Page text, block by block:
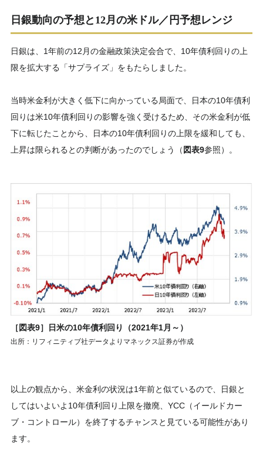
日銀動向の予想と12月の米ドル／円予想レンジ
日銀は、1年前の12月の金融政策決定会合で、10年債利回りの上
限を拡大する「サプライズ」をもたらしました。
当時米金利が大きく低下に向かっている局面で、日本の10年債利
回りは米10年債利回りの影響を強く受けるため、その米金利が低
下に転じたことから、日本の10年債利回りの上限を緩和しても、
上昇は限られるとの判断があったのでしょう（ 図表9参照）。
［図表9］日米の10年債利回り（2021年1月～）
出所：リフィニティブ社データよりマネックス証券が作成
以上の観点から、米金利の状況は1年前と似ているので、日銀と
してはいよいよ10年債利回り上限を撤廃、YCC（イールドカー
ブ・コントロール）を終了するチャンスと見ている可能性があり
ます。